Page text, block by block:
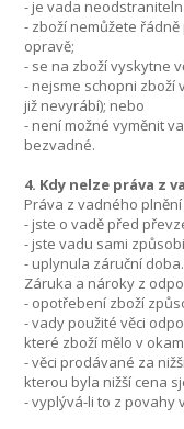
- je vada
- zboží nemůžete
opravě;
- se na zboží vyskytne
- nejsme schopni zboží
již nevyrábí); nebo
- není možné vyměnit
bezvadné.
4. Kdy nelze práva z
Práva z vadného
- jste o vadě před
- jste vadu sami
- uplynula záruční doba.
Záruka a nároky z
- opotřebení zboží
- vady použité věci
které zboží mělo v
- věci prodávané za
kterou byla nižší cena
- vyplývá-li to z povahy